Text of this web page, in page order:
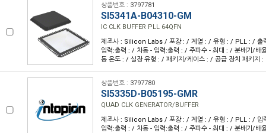
상품번호 : 3797781
SI5341A-B04310-GM
IC CLK BUFFER PLL 64QFN
제조사 : Silicon Labs / 포장 : / 계열 : / 유형 : / PLL : / 출
입력:출력 : / 차동 - 입력:출력 : / 주파수 - 최대 : / 분배기/배
동 온도 : / 실장 유형 : / 패키지/케이스 : / 공급 장치 패키지 :
상품번호 : 3797780
SI5335D-B05195-GMR
QUAD CLK GENERATOR/BUFFER
제조사 : Silicon Labs / 포장 : / 계열 : / 유형 : / PLL : / 입
입력:출력 : / 차동 - 입력:출력 : / 주파수 - 최대 : / 분배기/배